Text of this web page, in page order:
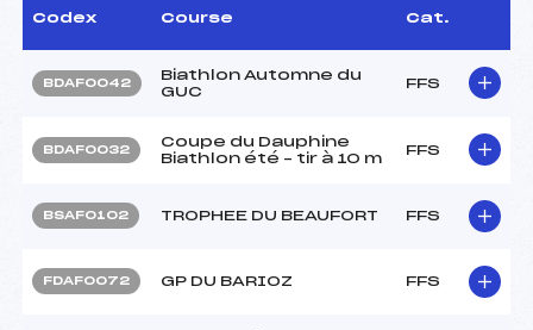
Codex Course Cat.
BDAF0042
Biathlon Automne du
GUC
FFS
BDAF0032
Coupe du Dauphine
Biathlon été – tir à 10 m
FFS
BSAF0102 TROPHEE DU BEAUFORT FFS
FDAF0072 GP DU BARIOZ FFS